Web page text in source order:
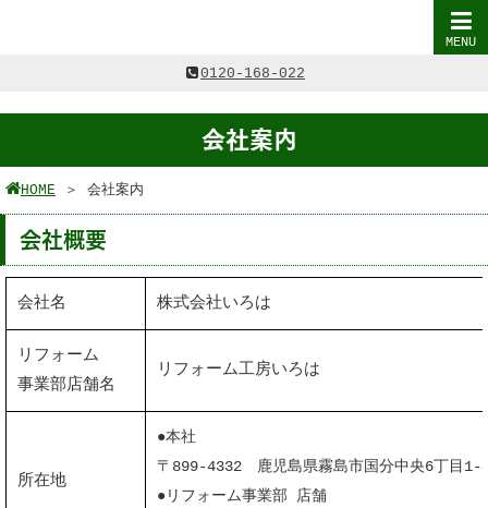
MENU
0120-168-022
会社案内
HOME ＞ 会社案内
会社概要
会社名 株式会社いろは
リフォーム
事業部店舗名
リフォーム工房いろは
所在地
●本社
〒899-4332 鹿児島県霧島市国分中央6丁目1-
●リフォーム事業部 店舗